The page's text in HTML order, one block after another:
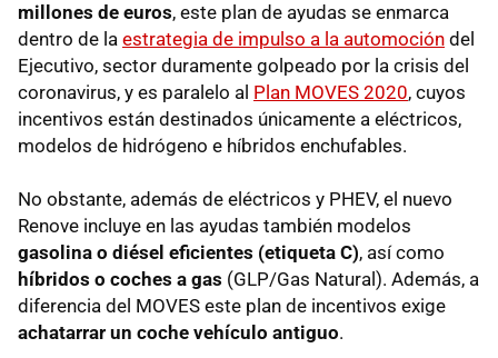
millones de euros, este plan de ayudas se enmarca
dentro de la estrategia de impulso a la automoción del
Ejecutivo, sector duramente golpeado por la crisis del
coronavirus, y es paralelo al Plan MOVES 2020, cuyos
incentivos están destinados únicamente a eléctricos,
modelos de hidrógeno e híbridos enchufables.
No obstante, además de eléctricos y PHEV, el nuevo
Renove incluye en las ayudas también modelos
gasolina o diésel eficientes (etiqueta C), así como
híbridos o coches a gas (GLP/Gas Natural). Además, a
diferencia del MOVES este plan de incentivos exige
achatarrar un coche vehículo antiguo.